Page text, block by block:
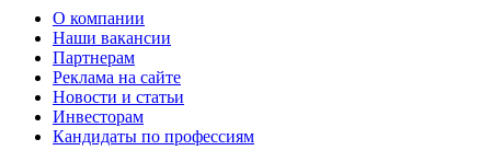
О компании
Наши вакансии
Партнерам
Реклама на сайте
Новости и статьи
Инвесторам
Кандидаты по профессиям